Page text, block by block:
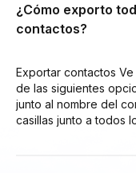
¿Cómo exporto
contactos?
Exportar contactos
de las siguientes
junto al nombre del
casillas junto a todos